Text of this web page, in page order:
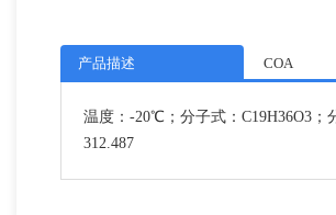
产品描述 COA
温度：-20℃；分子式：C19H36O3；
312.487